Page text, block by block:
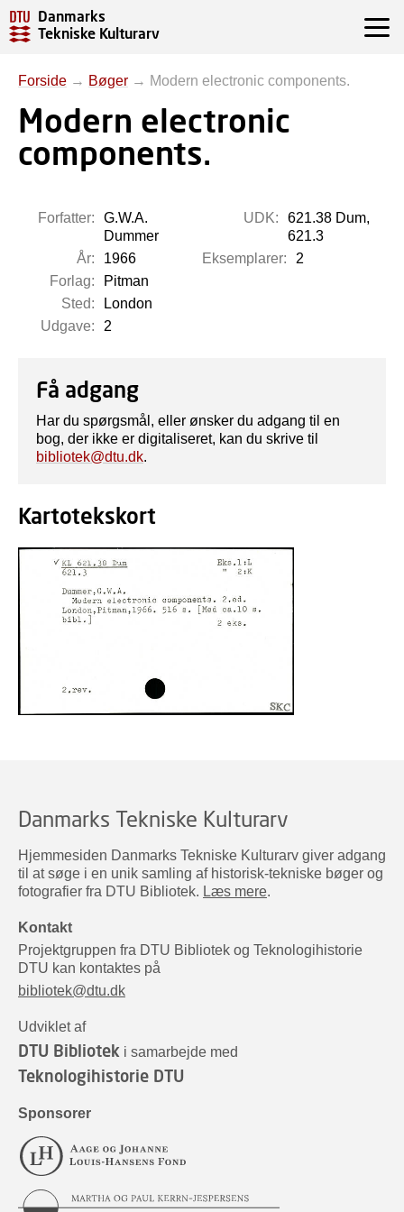
Danmarks
Tekniske Kulturarv
Forside → Bøger → Modern electronic components.
Modern electronic
components.
Forfatter:
G.W.A.
Dummer
År:
1966
Forlag:
Pitman
Sted:
London
Udgave:
2
UDK:
621.38 Dum,
621.3
Eksemplarer:
2
Få adgang
Har du spørgsmål, eller ønsker du adgang til en
bog, der ikke er digitaliseret, kan du skrive til
bibliotek@dtu.dk.
Kartotekskort
Danmarks Tekniske Kulturarv
Hjemmesiden Danmarks Tekniske Kulturarv giver adgang
til at søge i en unik samling af historisk-tekniske bøger og
fotografier fra DTU Bibliotek. Læs mere.
Kontakt
Projektgruppen fra DTU Bibliotek og Teknologihistorie
DTU kan kontaktes på
bibliotek@dtu.dk
Udviklet af
DTU Bibliotek i samarbejde med
Teknologihistorie DTU
Sponsorer